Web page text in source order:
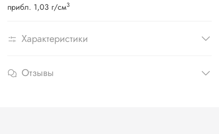
прибл. 1,03 г/см3
Характеристики
Отзывы